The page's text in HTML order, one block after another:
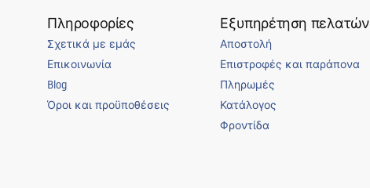
Πληροφορίες
Σχετικά με εμάς
Επικοινωνία
Blog
Όροι και προϋποθέσεις
Εξυπηρέτηση πελατών
Αποστολή
Επιστροφές και παράπονα
Πληρωμές
Κατάλογος
Φροντίδα